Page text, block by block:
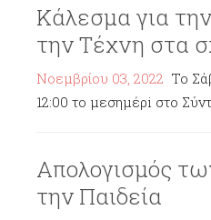
Κάλεσμα για
την Τέχνη στα
Νοεμβρίου 03, 2022 To
12:00 το μεσημέρi στο
Απολογισμός
την Παιδεία